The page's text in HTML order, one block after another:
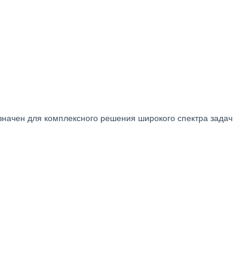
для комплексного решения широкого спектра задач